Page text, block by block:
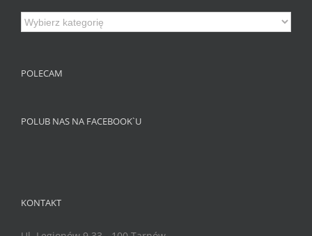
Więcej
na
POLECAM
POLUB NAS NA FACEBOOK`U
KONTAKT